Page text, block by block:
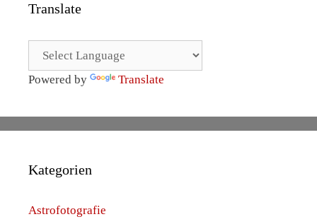
Translate
Powered by Translate
Kategorien
Astrofotografie